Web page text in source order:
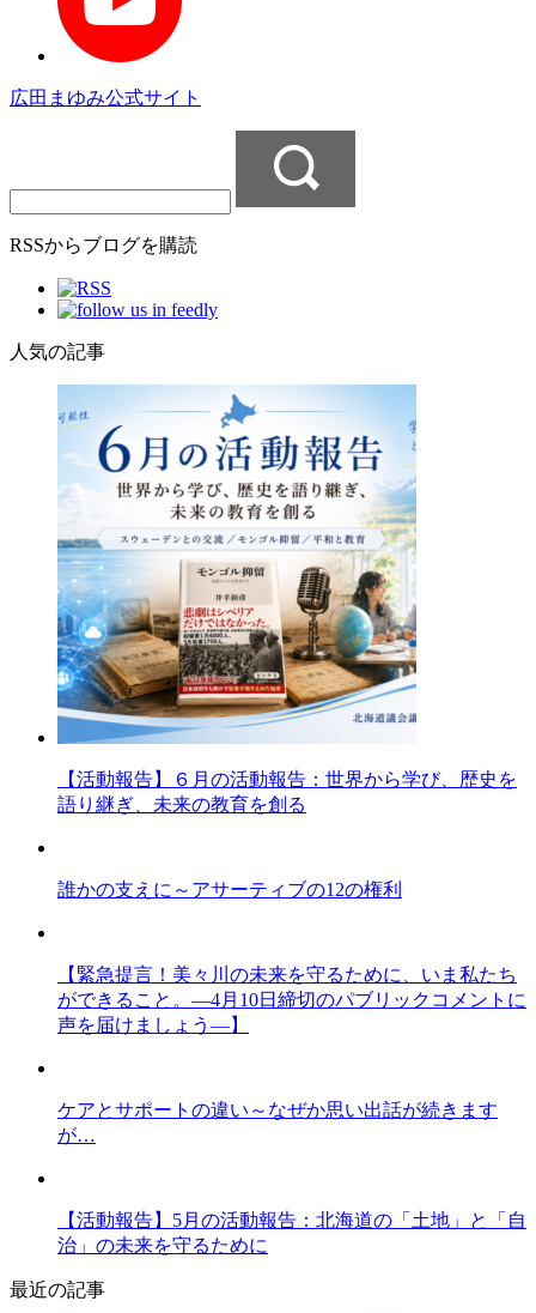
広田まゆみ公式サイト
RSSからブログを購読
人気の記事
【活動報告】６月の活動報告：世界から学び、歴史を
語り継ぎ、未来の教育を創る
誰かの支えに～アサーティブの12の権利
【緊急提言！美々川の未来を守るために、いま私たち
ができること。―4月10日締切のパブリックコメントに
声を届けましょう―】
ケアとサポートの違い～なぜか思い出話が続きます
が…
【活動報告】5月の活動報告：北海道の「土地」と「自
治」の未来を守るために
最近の記事